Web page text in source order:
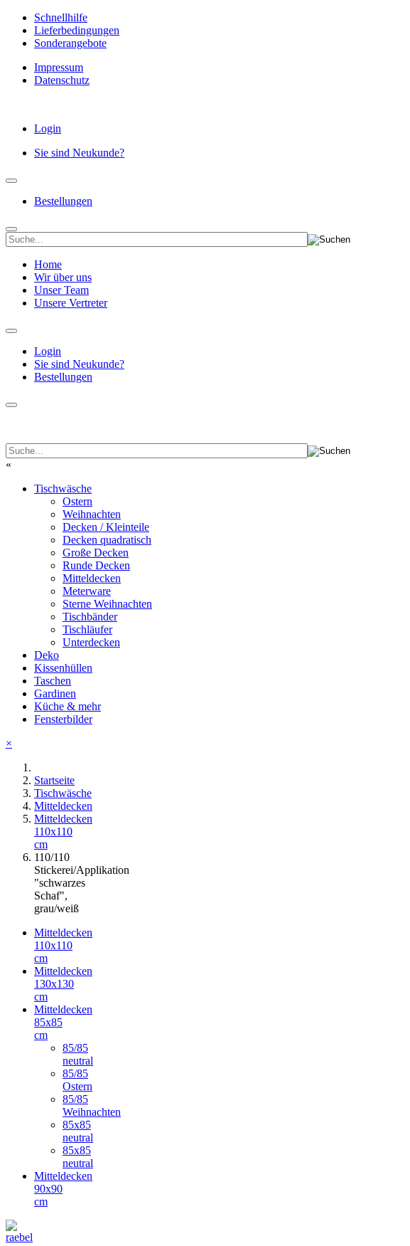
Schnellhilfe
Lieferbedingungen
Sonderangebote
Impressum
Datenschutz
Login
Sie sind Neukunde?
Bestellungen
Home
Wir über uns
Unser Team
Unsere Vertreter
Login
Sie sind Neukunde?
Bestellungen
«
Tischwäsche
Ostern
Weihnachten
Decken / Kleinteile
Decken quadratisch
Große Decken
Runde Decken
Mitteldecken
Meterware
Sterne Weihnachten
Tischbänder
Tischläufer
Unterdecken
Deko
Kissenhüllen
Taschen
Gardinen
Küche & mehr
Fensterbilder
×
Startseite
Tischwäsche
Mitteldecken
Mitteldecken
110x110
cm
110/110
Stickerei/Applikation
"schwarzes
Schaf",
grau/weiß
Mitteldecken
110x110
cm
Mitteldecken
130x130
cm
Mitteldecken
85x85
cm
85/85
neutral
85/85
Ostern
85/85
Weihnachten
85x85
neutral
85x85
neutral
Mitteldecken
90x90
cm